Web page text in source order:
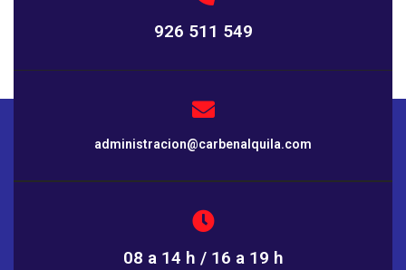
926 511 549
administracion@carbenalquila.com
08 a 14 h / 16 a 19 h